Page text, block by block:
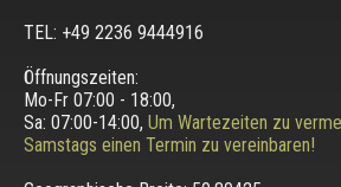
TEL: +49 2236 9444916
Öffnungszeiten:
Mo-Fr 07:00 - 18:00,
Sa: 07:00-14:00, Um Wartezeiten zu
Samstags einen Termin zu vereinbaren!